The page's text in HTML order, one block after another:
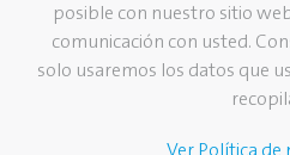
Compañía
Grupo Pelikan
Marca
Nuestra historia
Marca Pelikan
posible con nuestro sitio
comunicación con usted.
solo usaremos los datos que
Ver Política de